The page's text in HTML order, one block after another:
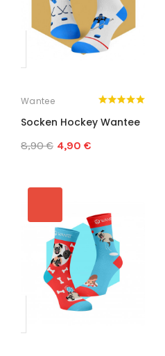
Wantee
Socken Hockey Wantee
8,90 € 4,90 €